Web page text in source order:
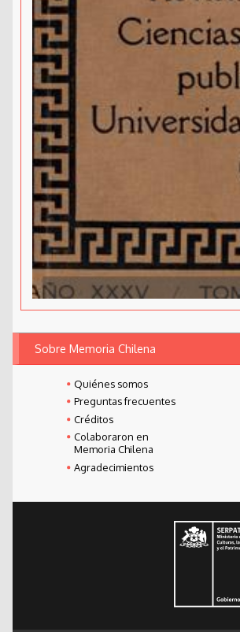
Sobre Memoria Chilena
Quiénes somos
Preguntas frecuentes
Créditos
Colaboraron en
Memoria Chilena
Agradecimientos